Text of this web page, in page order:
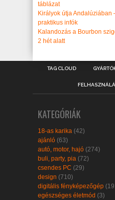
táblázat
Királyok útja Andalúziában
praktikus infók
Kalandozás a Bourbon
2 hét alatt
TAG CLOUD
KATEGÓRIÁK
18-as karika (42)
ajánló (63)
autó, motor, hajó (274)
buli, party, pia (72)
csendes PC (29)
design (710)
digitális fényképezőgép
egészséges életmód (3)